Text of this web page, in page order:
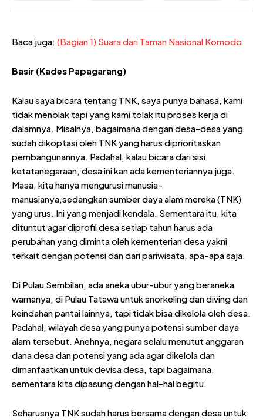
Baca juga: (Bagian 1) Suara dari Taman Nasional Komodo
Basir (Kades Papagarang)
Kalau saya bicara tentang TNK, saya punya bahasa, kami
tidak menolak tapi yang kami tolak itu proses kerja di
dalamnya. Misalnya, bagaimana dengan desa-desa yang
sudah dikoptasi oleh TNK yang harus diprioritaskan
pembangunannya. Padahal, kalau bicara dari sisi
ketatanegaraan, desa ini kan ada kementeriannya juga.
Masa, kita hanya mengurusi manusia-
manusianya,sedangkan sumber daya alam mereka (TNK)
yang urus. Ini yang menjadi kendala. Sementara itu, kita
dituntut agar diprofil desa setiap tahun harus ada
perubahan yang diminta oleh kementerian desa yakni
terkait dengan potensi dan dari pariwisata, apa-apa saja.
Di Pulau Sembilan, ada aneka ubur-ubur yang beraneka
warnanya, di Pulau Tatawa untuk snorkeling dan diving dan
keindahan pantai lainnya, tapi tidak bisa dikelola oleh desa.
Padahal, wilayah desa yang punya potensi sumber daya
alam tersebut. Anehnya, negara selalu menutut anggaran
dana desa dan potensi yang ada agar dikelola dan
dimanfaatkan untuk devisa desa, tapi bagaimana,
sementara kita dipasung dengan hal-hal begitu.
Seharusnya TNK sudah harus bersama dengan desa untuk